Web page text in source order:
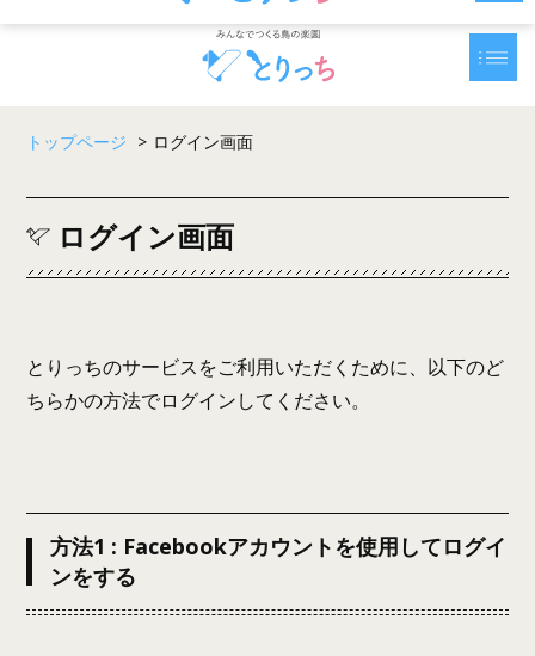
トップページ > ログイン画面
ログイン画面
とりっちのサービスをご利用いただくために、以下のど
ちらかの方法でログインしてください。
方法1 : Facebookアカウントを使用してログイ
ンをする